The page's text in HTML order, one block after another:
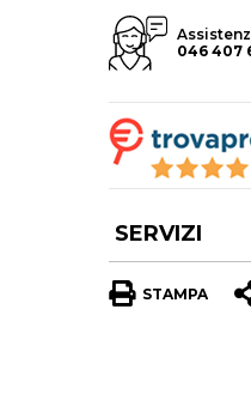
046 407
SERVIZI
STAMPA